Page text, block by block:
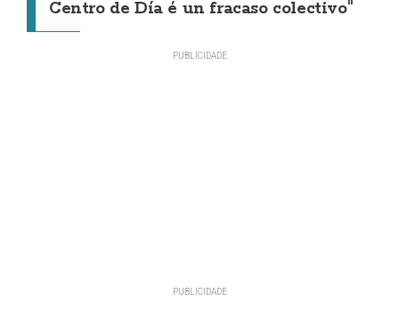
Centro de Día é un fracaso colectivo"